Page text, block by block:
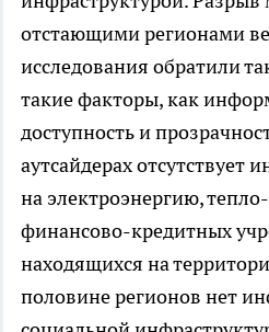
отстающими регионами
исследования обратили
такие факторы, как
доступность и
аутсайдерах отсутствует
на электроэнергию,
финансово-кредитных
находящихся на
половине регионов нет